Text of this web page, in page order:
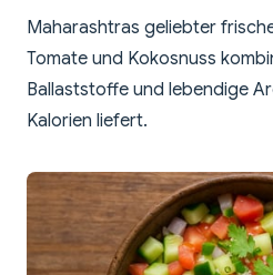
Maharashtras geliebter
Tomate und Kokosnuss
Ballaststoffe und lebendige
Kalorien liefert.